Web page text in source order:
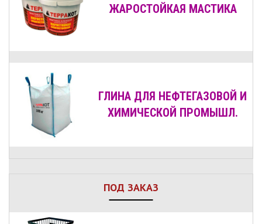
ЖАРОСТОЙКАЯ МАСТИКА
ГЛИНА ДЛЯ НЕФТЕГАЗОВОЙ И
ХИМИЧЕСКОЙ ПРОМЫШЛ.
ПОД ЗАКАЗ